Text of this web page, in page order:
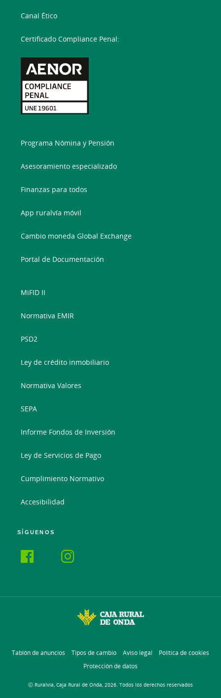
Canal Ético
Certificado Compliance Penal:
Programa Nómina y Pensión
Asesoramiento especializado
Finanzas para todos
App ruralvía móvil
Cambio moneda Global Exchange
Portal de Documentación
MiFID II
Normativa EMIR
PSD2
Ley de crédito inmobiliario
Normativa Valores
SEPA
Informe Fondos de Inversión
Ley de Servicios de Pago
Cumplimiento Normativo
Accesibilidad
SÍGUENOS
Tablón de anuncios Tipos de cambio Aviso legal
Política de cookies
Protección de datos
Ⓒ Ruralvía, Caja Rural de Onda, 2026. Todos los derechos reservados